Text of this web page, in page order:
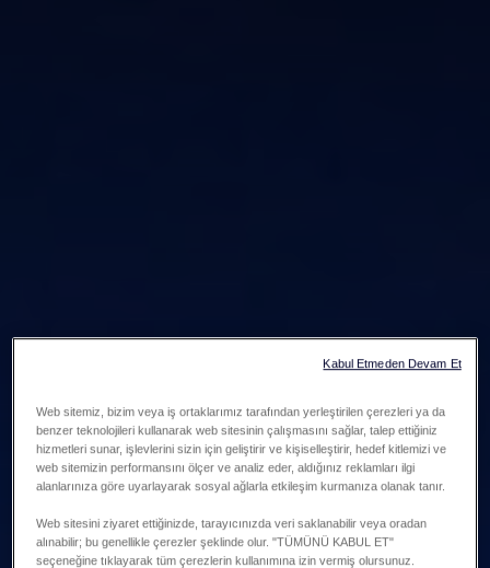
Web sitemiz, bizim veya iş ortaklarımız tarafından yerleştirilen çerezleri ya da
benzer teknolojileri kullanarak web sitesinin çalışmasını sağlar, talep ettiğiniz
hizmetleri sunar, işlevlerini sizin için geliştirir ve kişiselleştirir, hedef kitlemizi ve
web sitemizin performansını ölçer ve analiz eder, aldığınız reklamları ilgi
alanlarınıza göre uyarlayarak sosyal ağlarla etkileşim kurmanıza olanak tanır.
Web sitesini ziyaret ettiğinizde, tarayıcınızda veri saklanabilir veya oradan
alınabilir; bu genellikle çerezler şeklinde olur. "TÜMÜNÜ KABUL ET"
seçeneğine tıklayarak tüm çerezlerin kullanımına izin vermiş olursunuz.
Kabul Etmeden Devam Et